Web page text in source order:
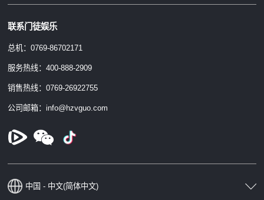
联系门徒娱乐
总机：0769-86702171
服务热线：400-888-2909
销售热线：0769-26922755
公司邮箱：info@hzvguo.com
中国 - 中文(简体中文)